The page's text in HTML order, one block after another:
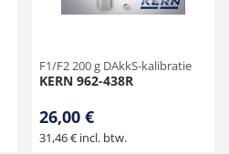
F1/F2 200 g DAkkS-kalibratie
KERN 962-438R
26,00 €
31,46 € incl. btw.